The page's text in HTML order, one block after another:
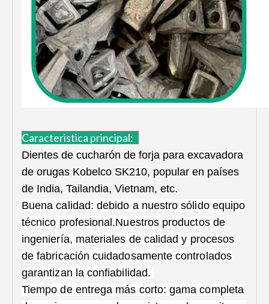
Caracteristica principal:
Dientes de cucharón de forja para excavadora
de orugas Kobelco SK210, popular en países
de India, Tailandia, Vietnam, etc.
Buena calidad: debido a nuestro sólido equipo
técnico profesional.Nuestros productos de
ingeniería, materiales de calidad y procesos
de fabricación cuidadosamente controlados
garantizan la confiabilidad.
Tiempo de entrega más corto: gama completa